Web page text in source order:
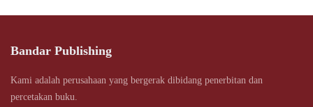
Bandar Publishing
Kami adalah perusahaan yang bergerak dibidang penerbitan dan
percetakan buku.